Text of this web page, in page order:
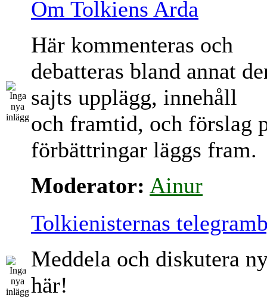
Om Tolkiens Arda
Här kommenteras och
debatteras bland annat
sajts upplägg, innehåll
och framtid, och förslag
förbättringar läggs fram.
Moderator: Ainur
Tolkienisternas
Meddela och diskutera
här!